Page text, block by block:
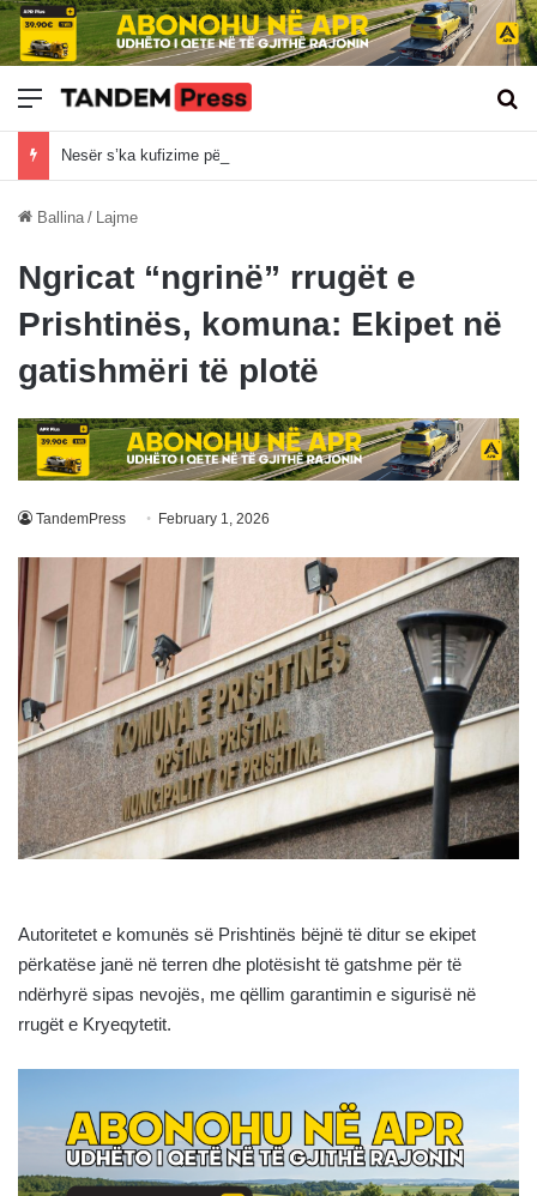
Meny
Nesër s’ka kufizime për kamionët mbi 20 tonë
Ballina / Lajme
Ngricat “ngrinë” rrugët e
Prishtinës, komuna: Ekipet në
gatishmëri të plotë
TandemPress February 1, 2026
Autoritetet e komunës së Prishtinës bëjnë të ditur se ekipet
përkatëse janë në terren dhe plotësisht të gatshme për të
ndërhyrë sipas nevojës, me qëllim garantimin e sigurisë në
rrugët e Kryeqytetit.